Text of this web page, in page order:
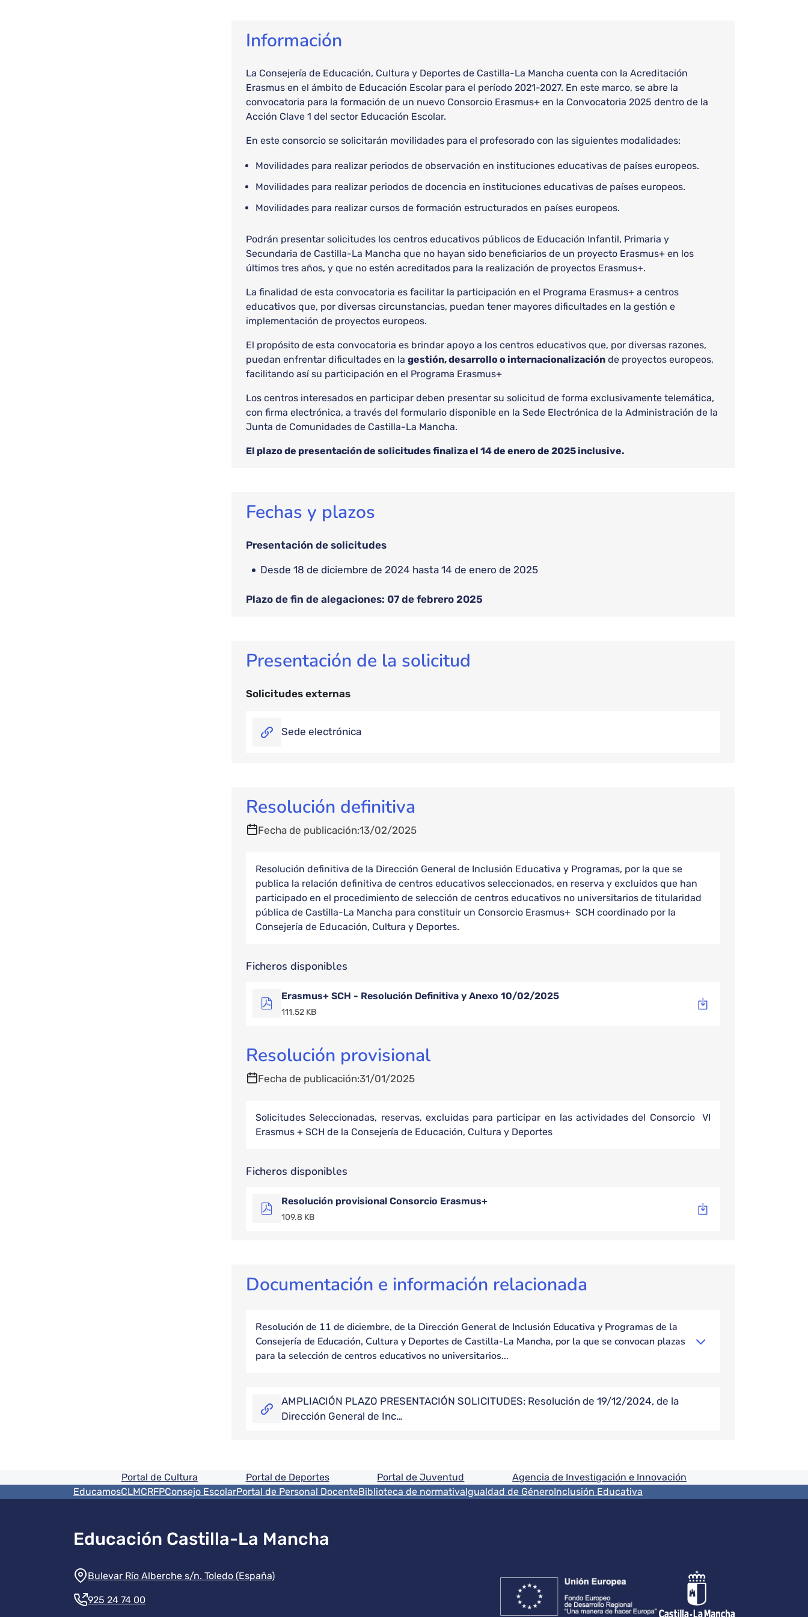
Información
La Consejería de Educación, Cultura y Deportes de Castilla-La Mancha cuenta con la Acreditación
Erasmus en el ámbito de Educación Escolar para el período 2021-2027. En este marco, se abre la
convocatoria para la formación de un nuevo Consorcio Erasmus+ en la Convocatoria 2025 dentro de la
Acción Clave 1 del sector Educación Escolar.
En este consorcio se solicitarán movilidades para el profesorado con las siguientes modalidades:
Movilidades para realizar periodos de observación en instituciones educativas de países europeos.
Movilidades para realizar periodos de docencia en instituciones educativas de países europeos.
Movilidades para realizar cursos de formación estructurados en países europeos.
Podrán presentar solicitudes los centros educativos públicos de Educación Infantil, Primaria y
Secundaria de Castilla-La Mancha que no hayan sido beneficiarios de un proyecto Erasmus+ en los
últimos tres años, y que no estén acreditados para la realización de proyectos Erasmus+.
La finalidad de esta convocatoria es facilitar la participación en el Programa Erasmus+ a centros
educativos que, por diversas circunstancias, puedan tener mayores dificultades en la gestión e
implementación de proyectos europeos.
El propósito de esta convocatoria es brindar apoyo a los centros educativos que, por diversas razones,
puedan enfrentar dificultades en la gestión, desarrollo o internacionalización de proyectos europeos,
facilitando así su participación en el Programa Erasmus+
Los centros interesados en participar deben presentar su solicitud de forma exclusivamente telemática,
con firma electrónica, a través del formulario disponible en la Sede Electrónica de la Administración de la
Junta de Comunidades de Castilla-La Mancha.
El plazo de presentación de solicitudes finaliza el 14 de enero de 2025 inclusive.
Fechas y plazos
Presentación de solicitudes
desde 18 de diciembre de 2024 hasta 14 de enero de 2025
Plazo de fin de alegaciones: 07 de febrero 2025
Presentación de la solicitud
Solicitudes externas
Sede electrónica
Resolución definitiva
Fecha de publicación 13/02/2025
Resolución definitiva de la Dirección General de Inclusión Educativa y Programas, por la que se
publica la relación definitiva de centros educativos seleccionados, en reserva y excluidos que han
participado en el procedimiento de selección de centros educativos no universitarios de titularidad
pública de Castilla-La Mancha para constituir un Consorcio Erasmus+ SCH coordinado por la
Consejería de Educación, Cultura y Deportes.
Ficheros disponibles
Erasmus+ SCH - Resolución Definitiva y Anexo 10/02/2025
111.52 KB
Resolución provisional
Fecha de publicación 31/01/2025
Solicitudes Seleccionadas, reservas, excluidas para participar en las actividades del Consorcio VI
Erasmus + SCH de la Consejería de Educación, Cultura y Deportes
Ficheros disponibles
Resolución provisional Consorcio Erasmus+
109.8 KB
Documentación e información relacionada
Resolución de 11 de diciembre, de la Dirección General de Inclusión Educativa y Programas de la
Consejería de Educación, Cultura y Deportes de Castilla-La Mancha, por la que se convocan plazas
para la selección de centros educativos no universitarios...
AMPLIACIÓN PLAZO PRESENTACIÓN SOLICITUDES: Resolución de 19/12/2024, de la
Dirección General de Inc…
Pie de pagina información
Portal de Cultura Portal de Deportes Portal de Juventud Agencia de Investigación e Innovación
Menú del pie
EducamosCLMCRFPConsejo EscolarPortal de Personal DocenteBiblioteca de normativaIgualdad de GéneroInclusión Educativa
Educación Castilla-La Mancha
Información de la institución
Bulevar Río Alberche s/n. Toledo (España)
925 24 74 00